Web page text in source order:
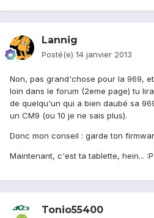
Lannig
Posté(e) 14 janvier 2013
Non, pas grand'chose pour la 969,
loin dans le forum (2eme page) tu
de quelqu'un qui a bien daubé sa
un CM9 (ou 10 je ne sais plus).
Donc mon conseil : garde ton
Maintenant, c'est ta tablette, hein... :P
Tonio55400